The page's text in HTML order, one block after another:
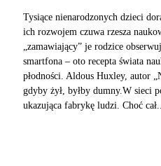
Tysiące nienarodzonych dzieci
ich rozwojem czuwa rzesza
„zamawiający” je rodzice
smartfona – oto recepta świata
płodności. Aldous Huxley, autor
gdyby żył, byłby dumny.W sieci
ukazująca fabrykę ludzi. Choć